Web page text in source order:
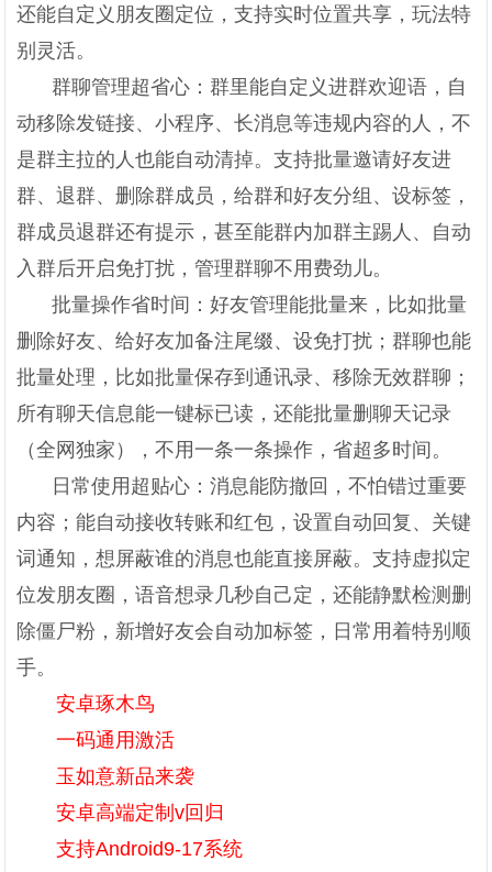
还能自定义朋友圈定位，支持实时位置共享，玩法特
别灵活。
群聊管理超省心：群里能自定义进群欢迎语，自
动移除发链接、小程序、长消息等违规内容的人，不
是群主拉的人也能自动清掉。支持批量邀请好友进
群、退群、删除群成员，给群和好友分组、设标签，
群成员退群还有提示，甚至能群内加群主踢人、自动
入群后开启免打扰，管理群聊不用费劲儿。
批量操作省时间：好友管理能批量来，比如批量
删除好友、给好友加备注尾缀、设免打扰；群聊也能
批量处理，比如批量保存到通讯录、移除无效群聊；
所有聊天信息能一键标已读，还能批量删聊天记录
（全网独家），不用一条一条操作，省超多时间。
日常使用超贴心：消息能防撤回，不怕错过重要
内容；能自动接收转账和红包，设置自动回复、关键
词通知，想屏蔽谁的消息也能直接屏蔽。支持虚拟定
位发朋友圈，语音想录几秒自己定，还能静默检测删
除僵尸粉，新增好友会自动加标签，日常用着特别顺
手。
安卓琢木鸟
一码通用激活
玉如意新品来袭
安卓高端定制v回归
支持Android9-17系统